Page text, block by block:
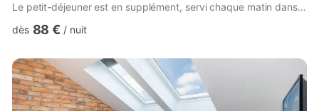
Le petit-déjeuner est en supplément, servi chaque matin dans
réception se fera un plaisir de fournir aux clients des
service de bagagerie et de location de vélos est proposé. La
vieille ville de Cracovie est le quartier central his...
dès 88 € / nuit